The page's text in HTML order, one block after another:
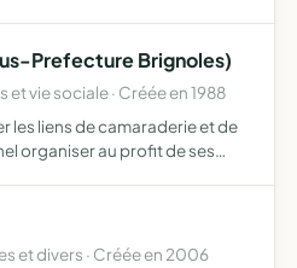
Prefecture Brignoles)
et vie sociale · Créée en 1988
les liens de camaraderie et de
organiser au profit de ses
et divers · Créée en 2006